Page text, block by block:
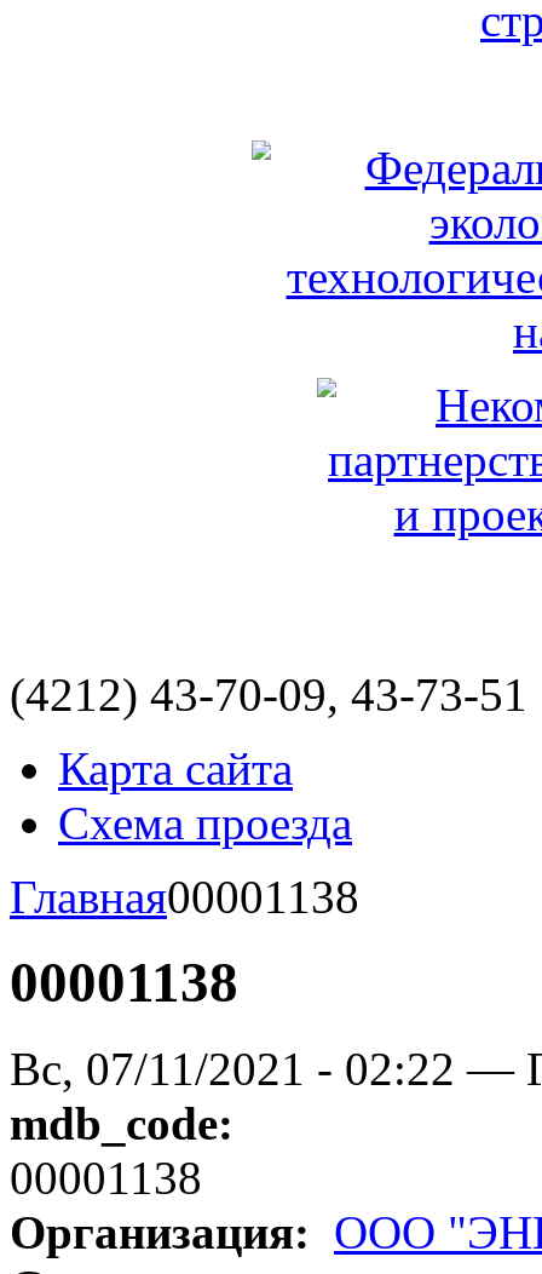
(4212) 43-70-09, 43-73-51
Карта сайта
Схема проезда
Главная00001138
00001138
Вс, 07/11/2021 - 02:22 —
mdb_code:
00001138
Организация: ООО